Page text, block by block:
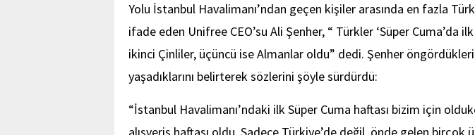
Yolu İstanbul Havalimanı’ndan geçen kişiler arasında en fazla
ifade eden Unifree CEO’su Ali Şenher, “ Türkler ‘Süper Cuma’da
ikinci Çinliler, üçüncü ise Almanlar oldu” dedi. Şenher
yaşadıklarını belirterek sözlerini şöyle sürdürdü:
“İstanbul Havalimanı’ndaki ilk Süper Cuma haftası bizim için